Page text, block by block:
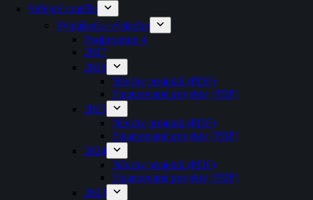
Veřejné soutěže
Vyhlášení a výsledky
Podprogram 4
2027
2026
Návrhy projektů (PDF)
Financované projekty (PDF)
2025
Návrhy projektů (PDF)
Financované projekty (PDF)
2024
Návrhy projektů (PDF)
Financované projekty (PDF)
2023